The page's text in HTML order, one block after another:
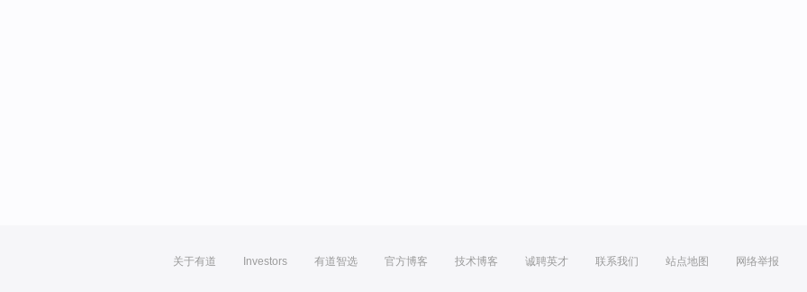
关于有道 Investors 有道智选 官方博客 技术博客 诚聘英才 联系我们 站点地图 网络举报